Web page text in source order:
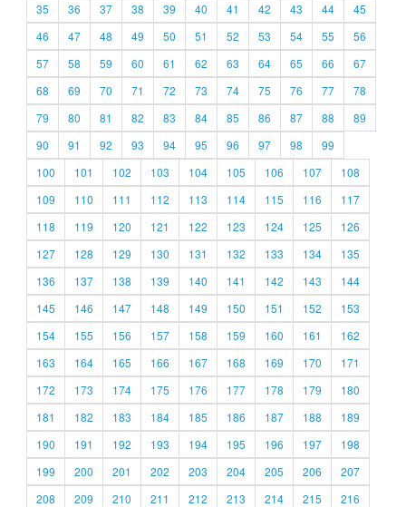
35
36 37 38 39 40 41 42 43 44
45
46
47 48 49 50 51 52 53 54 55
56
57
58 59 60 61 62 63 64 65 66
67
68
69 70 71 72 73 74 75 76 77
78
79
80 81 82 83 84 85 86 87 88
89
90
91 92 93 94 95 96 97 98
99
100
101 102 103 104 105 106 107
108
109
110 111 112 113 114 115 116
117
118
119 120 121 122 123 124 125
126
127
128 129 130 131 132 133 134
135
136
137 138 139 140 141 142 143
144
145
146 147 148 149 150 151 152
153
154
155 156 157 158 159 160 161
162
163
164 165 166 167 168 169 170
171
172
173 174 175 176 177 178 179
180
181
182 183 184 185 186 187 188
189
190
191 192 193 194 195 196 197
198
199
200 201 202 203 204 205 206
207
208
209 210 211 212 213 214 215
216